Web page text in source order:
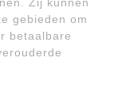
gebieden om
betaalbare